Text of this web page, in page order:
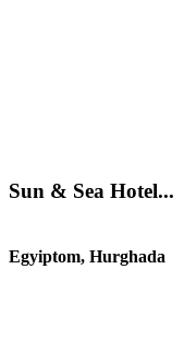
Sun & Sea Hotel...
Egyiptom, Hurghada